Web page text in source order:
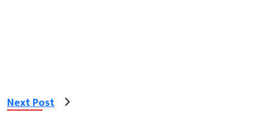
Next Post